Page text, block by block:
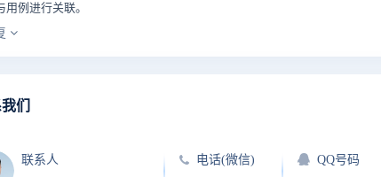
用例进行关联。
们
联系人
电话(微信)
QQ号码